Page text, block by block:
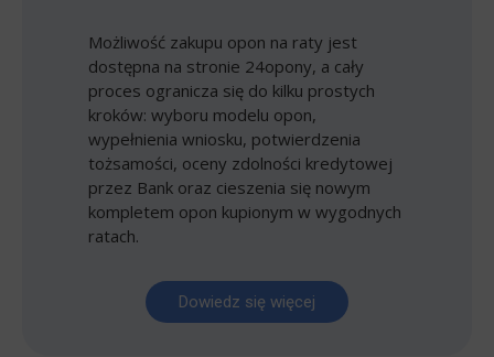
Możliwość zakupu opon na raty jest
dostępna na stronie 24opony, a cały
proces ogranicza się do kilku prostych
kroków: wyboru modelu opon,
wypełnienia wniosku, potwierdzenia
tożsamości, oceny zdolności kredytowej
przez Bank oraz cieszenia się nowym
kompletem opon kupionym w wygodnych
ratach.
Dowiedz się więcej